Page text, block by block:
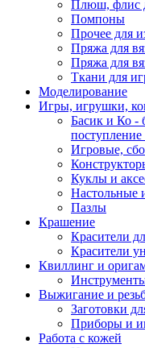
Плюш, флис
Помпоны
Прочее для
Пряжа для
Пряжа для
Ткани для
Моделирование
Игры, игрушки,
Басик и Ко -
поступление
Игровые,
Куклы и
Настольные
Пазлы
Крашение
Красители
Красители
Квиллинг и
Выжигание и
Заготовки
Приборы и
Работа с кожей